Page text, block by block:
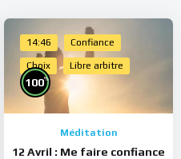
14:46 Confiance
Choix Libre arbitre
100%
Méditation
12 Avril : Me faire confiance